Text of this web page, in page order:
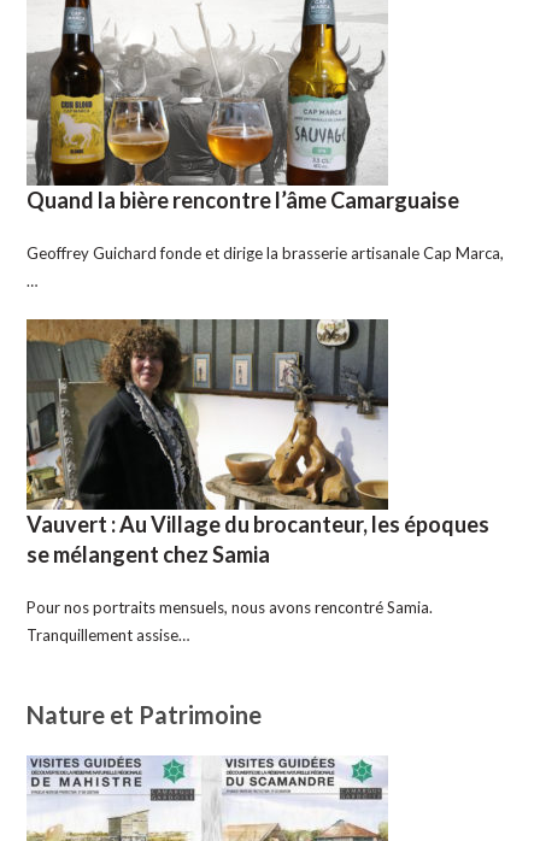
Quand la bière rencontre l’âme Camarguaise
Geoffrey Guichard fonde et dirige la brasserie artisanale Cap Marca,
…
Vauvert : Au Village du brocanteur, les époques
se mélangent chez Samia
Pour nos portraits mensuels, nous avons rencontré Samia.
Tranquillement assise…
Nature et Patrimoine